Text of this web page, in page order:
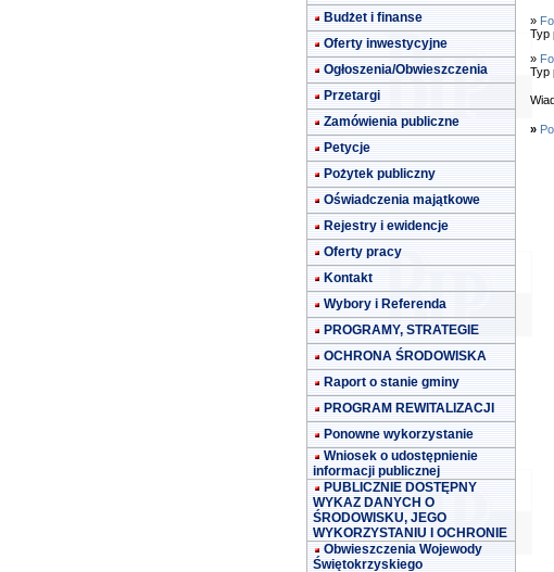
Budżet i finanse
Oferty inwestycyjne
Ogłoszenia/Obwieszczenia
Przetargi
Zamówienia publiczne
Petycje
Pożytek publiczny
Oświadczenia majątkowe
Rejestry i ewidencje
Oferty pracy
Kontakt
Wybory i Referenda
PROGRAMY, STRATEGIE
OCHRONA ŚRODOWISKA
Raport o stanie gminy
PROGRAM REWITALIZACJI
Ponowne wykorzystanie
Wniosek o udostępnienie
informacji publicznej
PUBLICZNIE DOSTĘPNY
WYKAZ DANYCH O
ŚRODOWISKU, JEGO
WYKORZYSTANIU I OCHRONIE
Obwieszczenia Wojewody
Świętokrzyskiego
»
Typ
»
Typ
»